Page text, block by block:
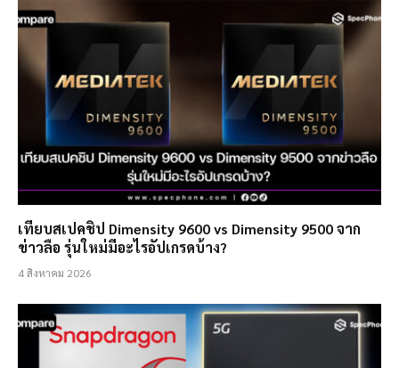
เทียบสเปคชิป Dimensity 9600 vs Dimensity 9500 จาก
ข่าวลือ รุ่นใหม่มีอะไรอัปเกรดบ้าง?
4 สิงหาคม 2026